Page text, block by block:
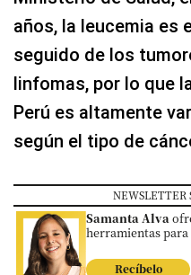
años, la leucemia es
seguido de los
linfomas, por lo que
Perú es altamente
según el tipo de
NEWSLETTER
Samanta Alva
herramientas
Recíbelo